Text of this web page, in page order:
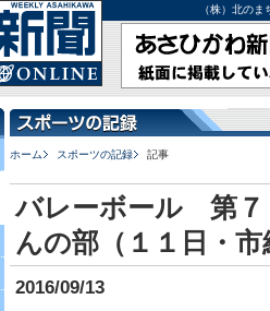
（株）北の
ホーム スポーツの記録 記事
バレーボール 第７
んの部（１１日・市
2016/09/13